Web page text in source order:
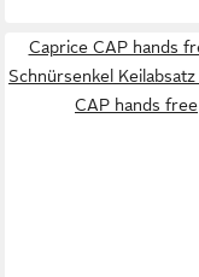
Caprice CAP hands
Schnürsenkel
CAP hands free